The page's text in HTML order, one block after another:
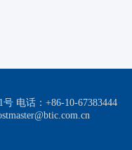
电话：+86-10-67383444